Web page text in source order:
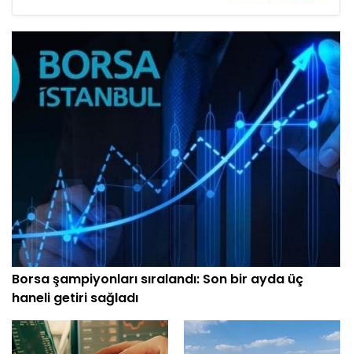
Borsa şampiyonları sıralandı: Son bir ayda üç
haneli getiri sağladı